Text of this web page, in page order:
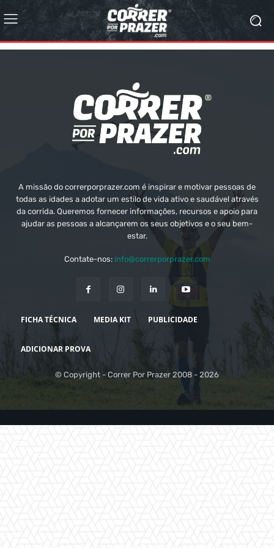
A missão do correrporprazer.com é inspirar e motivar pessoas de
todas as idades a adotar um estilo de vida ativo e saudável através
da corrida. Queremos fornecer informações, recursos e apoio para
ajudar as pessoas a alcançarem os seus objetivos e o seu bem-
estar.
Contate-nos: info@correrporprazer.com
FICHA TÉCNICA MEDIA KIT PUBLICIDADE
ADICIONAR PROVA
© Copyright - Correr Por Prazer 2008 - 2026